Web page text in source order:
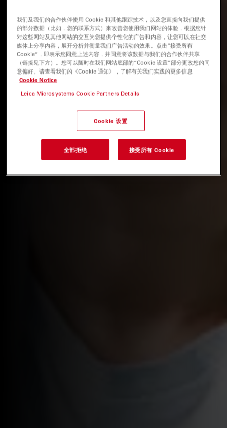
我们及我们的合作伙伴使用 Cookie 和其他跟踪技术，以及您直接向我们提供
的部分数据（比如，您的联系方式）来改善您使用我们网站的体验，根据您针
对这些网站及其他网站的交互为您提供个性化的广告和内容，让您可以在社交
媒体上分享内容，展开分析并衡量我们广告活动的效果。点击“接受所有
Cookie”，即表示您同意上述内容，并同意将该数据与我们的合作伙伴共享
（链接见下方）。您可以随时在我们网站底部的“Cookie 设置”部分更改您的同
意偏好。请查看我们的《Cookie 通知》，了解有关我们实践的更多信息
Cookie Notice
Leica Microsystems Cookie Partners Details
Cookie 设置
全部拒绝 接受所有 Cookie